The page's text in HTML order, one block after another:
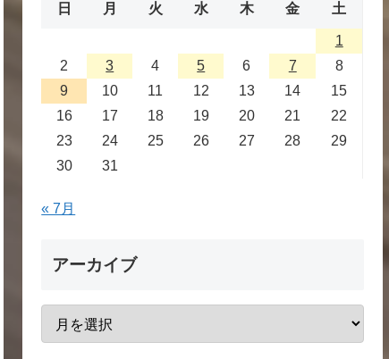
日 月 火 水 木 金 土
1
2
3 4 5 6 7
8
9
10 11 12 13 14
15
16
17 18 19 20 21
22
23
24 25 26 27 28
29
30
31
« 7月
アーカイブ